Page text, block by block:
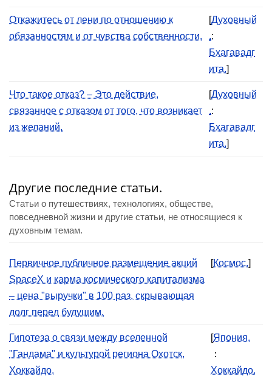
Откажитесь от лени по отношению к
обязанностям и от чувства собственности.
[Духовный
.:
Бхагавадг
ита.]
Что такое отказ? – Это действие,
связанное с отказом от того, что возникает
из желаний.
[Духовный
.:
Бхагавадг
ита.]
Другие последние статьи.
Статьи о путешествиях, технологиях, обществе,
повседневной жизни и другие статьи, не относящиеся к
духовным темам.
Первичное публичное размещение акций
SpaceX и карма космического капитализма
– цена "выручки" в 100 раз, скрывающая
долг перед будущим.
[Космос.]
Гипотеза о связи между вселенной
"Гандама" и культурой региона Охотск,
Хоккайдо.
[Япония.
：
Хоккайдо.